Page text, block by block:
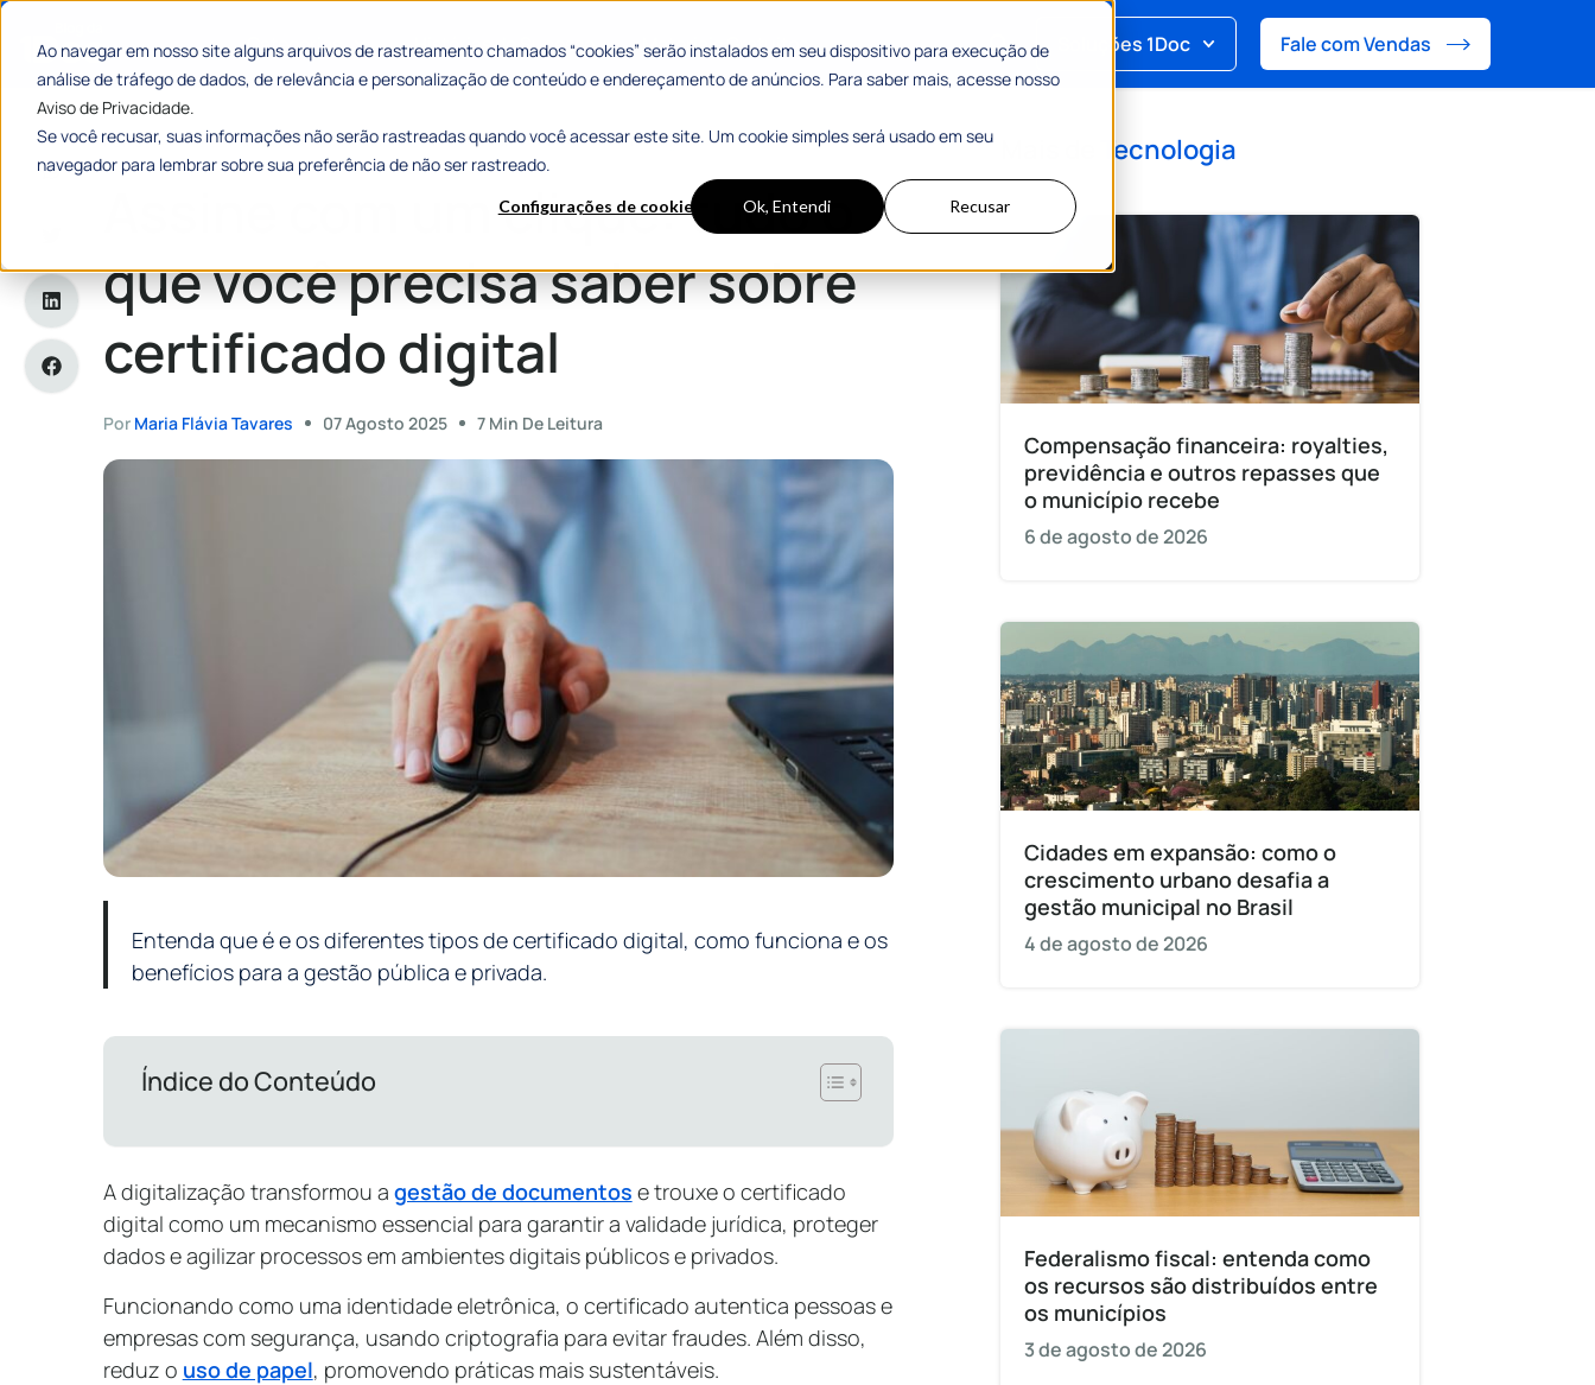
Ao navegar em nosso site alguns arquivos de rastreamento chamados “cookies” serão instalados em seu dispositivo para execução de
análise de tráfego de dados, de relevância e personalização de conteúdo e endereçamento de anúncios. Para saber mais, acesse nosso
Aviso de Privacidade.
Se você recusar, suas informações não serão rastreadas quando você acessar este site. Um cookie simples será usado em seu
navegador para lembrar sobre sua preferência de não ser rastreado.
Configurações de cookies Ok, Entendi Recusar
Categorias Histórias de Sucesso Materiais Gratuitos Soluções 1Doc Fale com Vendas
Home»Assine com um clique: tudo o que você precisa saber sobre certificado digital
Assine com um clique: tudo o
que você precisa saber sobre
certificado digital
Por Maria Flávia Tavares 07 Agosto 2025 7 Min De Leitura
Entenda que é e os diferentes tipos de certificado digital, como funciona e os
benefícios para a gestão pública e privada.
Índice do Conteúdo
A digitalização transformou a gestão de documentos e trouxe o certificado
digital como um mecanismo essencial para garantir a validade jurídica, proteger
dados e agilizar processos em ambientes digitais públicos e privados.
Funcionando como uma identidade eletrônica, o certificado autentica pessoas e
empresas com segurança, usando criptografia para evitar fraudes. Além disso,
reduz o uso de papel, promovendo práticas mais sustentáveis.
Tecnologia
Compensação financeira: royalties,
previdência e outros repasses que
o município recebe
6 de agosto de 2026
Cidades em expansão: como o
crescimento urbano desafia a
gestão municipal no Brasil
4 de agosto de 2026
Federalismo fiscal: entenda como
os recursos são distribuídos entre
os municípios
3 de agosto de 2026